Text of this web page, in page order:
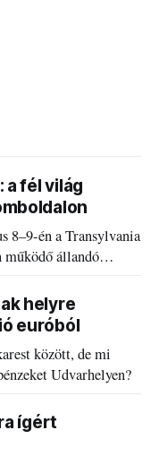
a fél világ
8–9-én a Transylvania
működő állandó
helyre
euróból
között, de mi
Udvarhelyen?
ígért